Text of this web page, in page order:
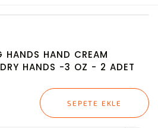
HANDS HAND CREAM
DRY HANDS -3 OZ - 2 ADET
SEPETE EKLE